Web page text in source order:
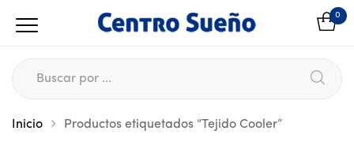
0
Inicio Productos etiquetados “Tejido Cooler”